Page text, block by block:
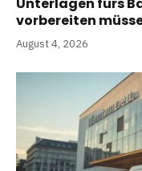
vorbereiten
August 4, 2026